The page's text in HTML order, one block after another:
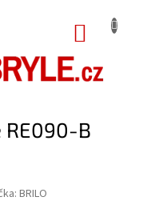
RE090-B
BRILO